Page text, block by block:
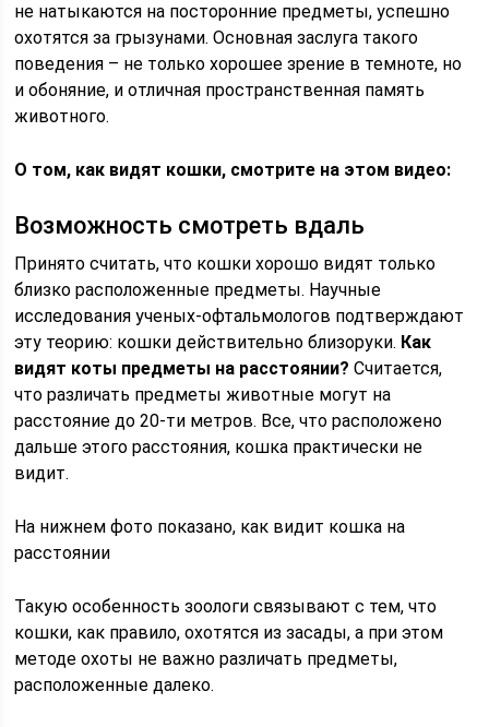
не натыкаются на посторонние предметы, успешно
охотятся за грызунами. Основная заслуга такого
поведения – не только хорошее зрение в темноте, но
и обоняние, и отличная пространственная память
животного.
О том, как видят кошки, смотрите на этом видео:
Возможность смотреть вдаль
Принято считать, что кошки хорошо видят только
близко расположенные предметы. Научные
исследования ученых-офтальмологов подтверждают
эту теорию: кошки действительно близоруки. Как
видят коты предметы на расстоянии? Считается,
что различать предметы животные могут на
расстояние до 20-ти метров. Все, что расположено
дальше этого расстояния, кошка практически не
видит.
На нижнем фото показано, как видит кошка на
расстоянии
Такую особенность зоологи связывают с тем, что
кошки, как правило, охотятся из засады, а при этом
методе охоты не важно различать предметы,
расположенные далеко.